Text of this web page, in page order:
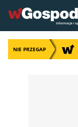
NIE PRZEGAP